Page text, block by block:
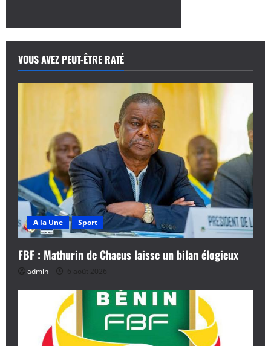
t
i
o
a
r
t
i
c
VOUS AVEZ PEUT-ÊTRE RATÉ
A la Une Sport
FBF : Mathurin de Chacus laisse un bilan élogieux
admin 6 août 2026